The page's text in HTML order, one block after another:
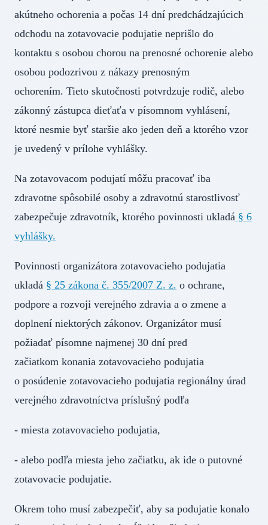
akútneho ochorenia a počas 14 dní predchádzajúcich
odchodu na zotavovacie podujatie neprišlo do
kontaktu s osobou chorou na prenosné ochorenie alebo
osobou podozrivou z nákazy prenosným
ochorením. Tieto skutočnosti potvrdzuje rodič, alebo
zákonný zástupca dieťaťa v písomnom vyhlásení,
ktoré nesmie byť staršie ako jeden deň a ktorého vzor
je uvedený v prílohe vyhlášky.
Na zotavovacom podujatí môžu pracovať iba
zdravotne spôsobilé osoby a zdravotnú starostlivosť
zabezpečuje zdravotník, ktorého povinnosti ukladá § 6
vyhlášky.
Povinnosti organizátora zotavovacieho podujatia
ukladá § 25 zákona č. 355/2007 Z. z. o ochrane,
podpore a rozvoji verejného zdravia a o zmene a
doplnení niektorých zákonov. Organizátor musí
požiadať písomne najmenej 30 dní pred
začiatkom konania zotavovacieho podujatia
o posúdenie zotavovacieho podujatia regionálny úrad
verejného zdravotníctva príslušný podľa
- miesta zotavovacieho podujatia,
- alebo podľa miesta jeho začiatku, ak ide o putovné
zotavovacie podujatie.
Okrem toho musí zabezpečiť, aby sa podujatie konalo